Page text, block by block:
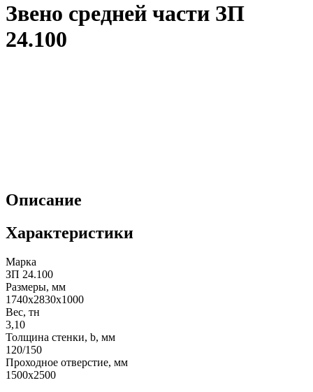
Звено средней части ЗП
24.100
Описание
Характеристики
Марка
ЗП 24.100
Размеры, мм
1740х2830х1000
Вес, тн
3,10
Толщина стенки, b, мм
120/150
Проходное отверстие, мм
1500х2500